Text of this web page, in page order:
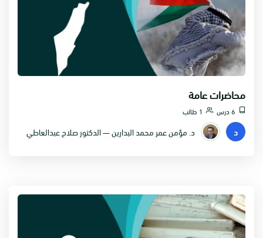
محاضرات عامة
6 درس 1 طالب
د د. مؤمن عمر محمد البدارين — الدكتور صلاح عبدالعاطي